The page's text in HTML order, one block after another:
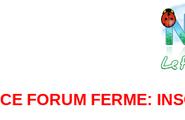
CE FORUM FERME: